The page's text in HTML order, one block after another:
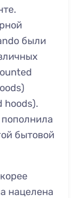
были
hoods).
бытовой
нацелена